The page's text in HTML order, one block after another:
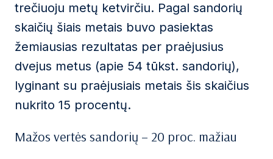
trečiuoju metų ketvirčiu. Pagal sandorių
skaičių šiais metais buvo pasiektas
žemiausias rezultatas per praėjusius
dvejus metus (apie 54 tūkst. sandorių),
lyginant su praėjusiais metais šis skaičius
nukrito 15 procentų.
Mažos vertės sandorių – 20 proc. mažiau